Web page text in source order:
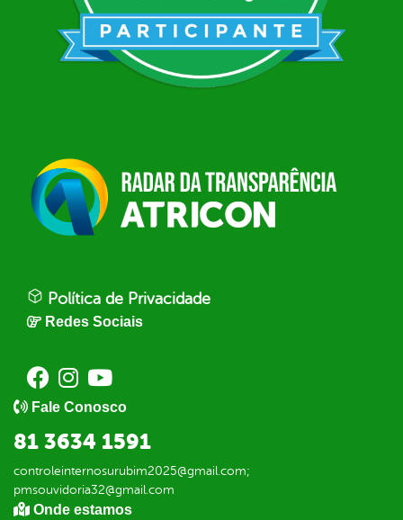
Política de Privacidade
Redes Sociais
Fale Conosco
81 3634 1591
controleinternosurubim2025@gmail.com;
pmsouvidoria32@gmail.com
Onde estamos